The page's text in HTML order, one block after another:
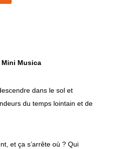
Mini Musica
dans le sol et
du temps lointain et de
et ça s’arrête où ? Qui